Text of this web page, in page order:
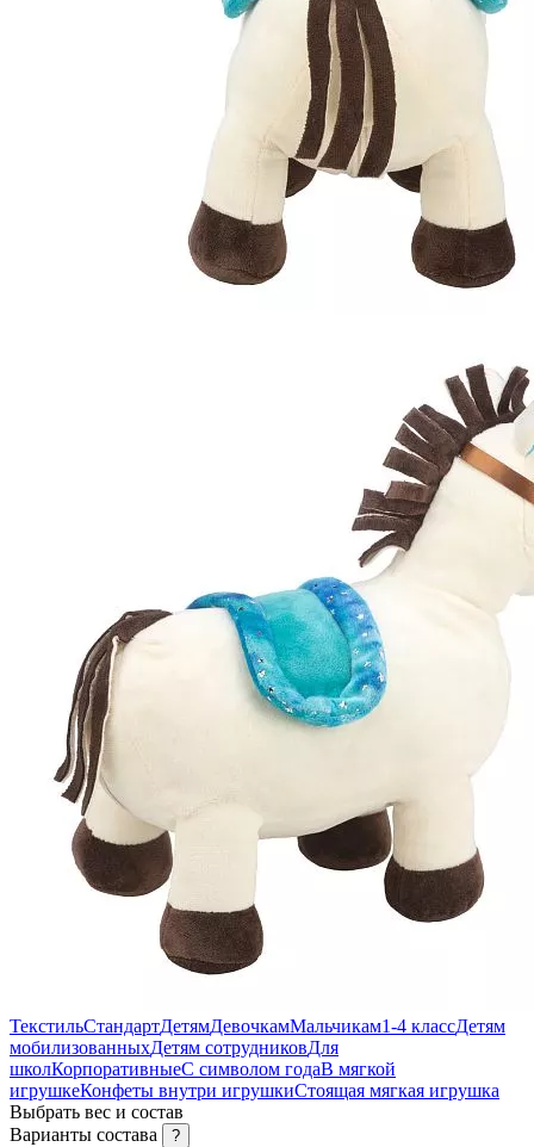
ТекстильСтандартДетямДевочкамМальчикам1-4 классДетям
мобилизованныхДетям сотрудниковДля
школКорпоративныеС символом годаВ мягкой
игрушкеКонфеты внутри игрушкиСтоящая мягкая игрушка
Выбрать вес и состав
Варианты состава
?